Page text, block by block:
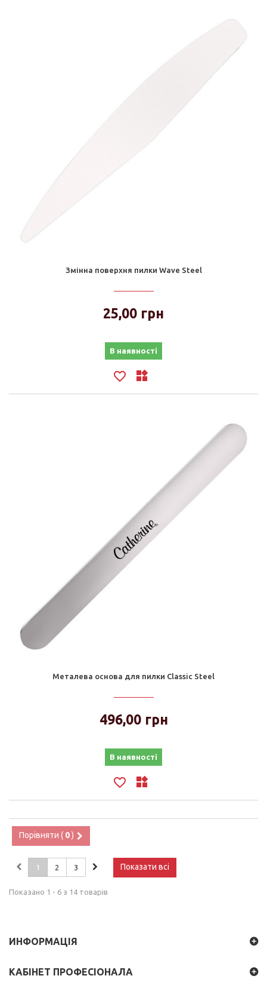
Змінна поверхня пилки Wave Steel
25,00 грн
В наявності
Металева основа для пилки Classic Steel
496,00 грн
В наявності
Порівняти ( 0)
Показати всі
1 2 3
Показано 1 - 6 з 14 товарів
ИНФОРМАЦІЯ
КАБІНЕТ ПРОФЕСІОНАЛА